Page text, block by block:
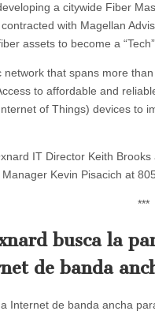
a citywide Fiber
with Magellan
assets to become a “Tech”
that spans more
to affordable and
of Things) devices to
IT Director Keith
Kevin Pisacich at
***
busca la
de banda
Internet de banda ancha